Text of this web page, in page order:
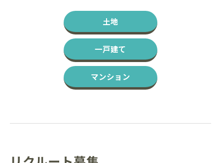
土地
一戸建て
マンション